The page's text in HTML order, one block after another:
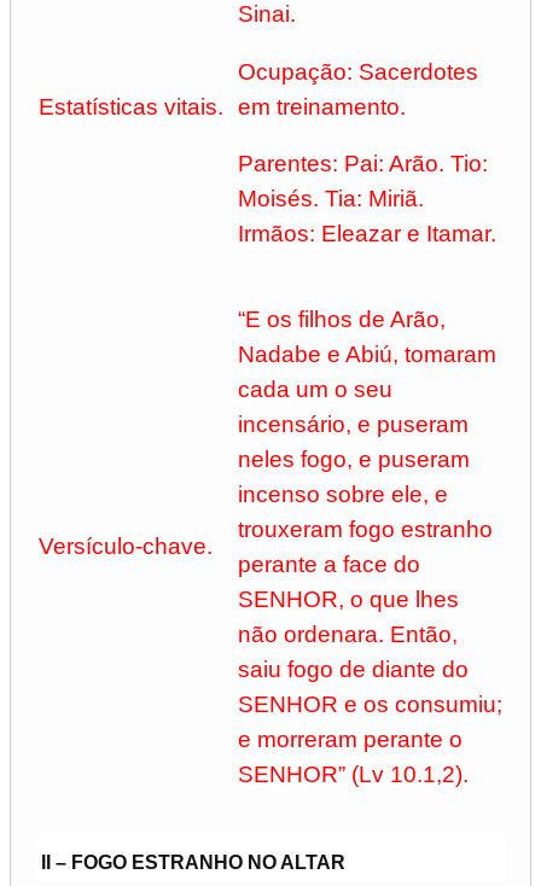
Estatísticas vitais.
Sinai.
Ocupação: Sacerdotes
em treinamento.
Parentes: Pai: Arão. Tio:
Moisés. Tia: Miriã.
Irmãos: Eleazar e Itamar.
Versículo-chave.
“E os filhos de Arão,
Nadabe e Abiú, tomaram
cada um o seu
incensário, e puseram
neles fogo, e puseram
incenso sobre ele, e
trouxeram fogo estranho
perante a face do
SENHOR, o que lhes
não ordenara. Então,
saiu fogo de diante do
SENHOR e os consumiu;
e morreram perante o
SENHOR” (Lv 10.1,2).
II – FOGO ESTRANHO NO ALTAR